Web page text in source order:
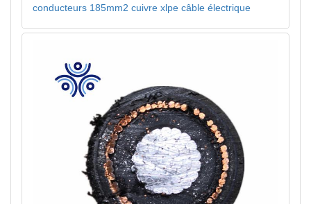
conducteurs 185mm2 cuivre xlpe câble électrique